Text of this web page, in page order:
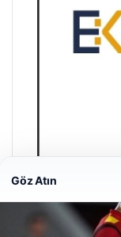
Enes Kaplan
28/04/2026
Göz Atın